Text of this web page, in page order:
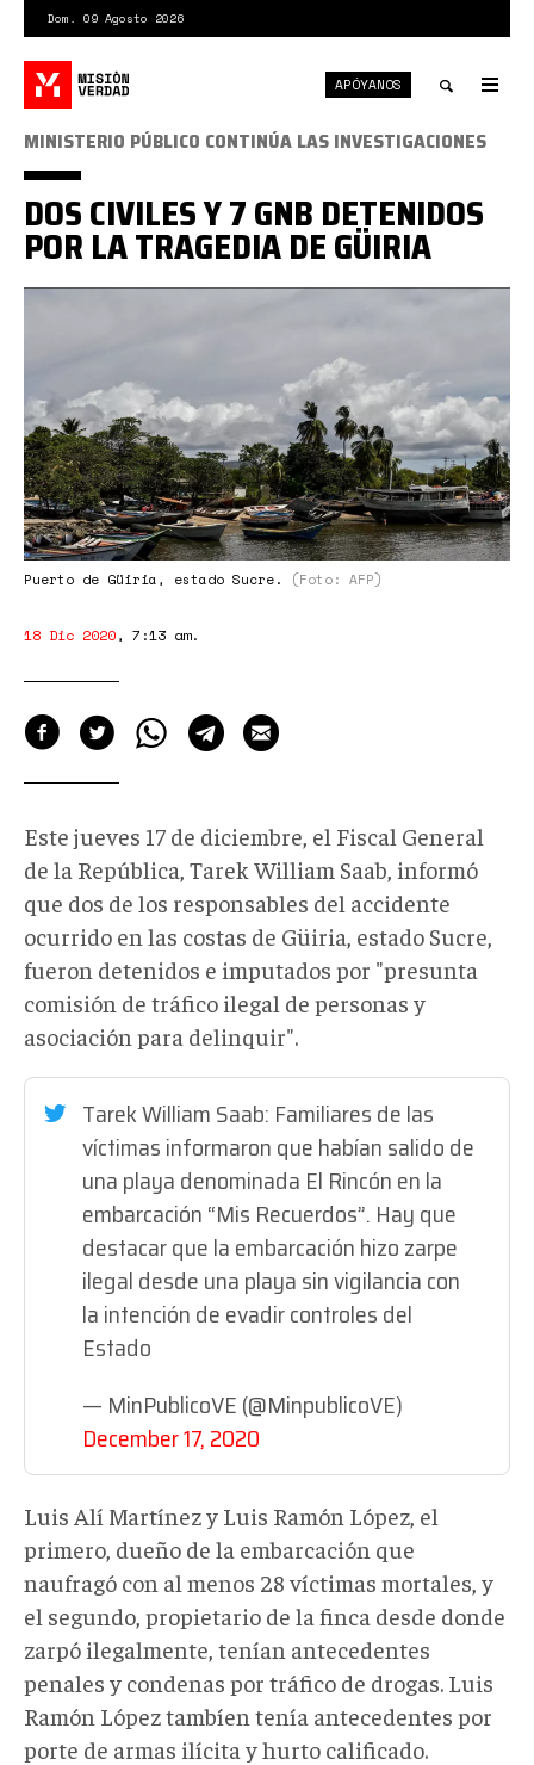
contenido
principal
Dom. 09 Agosto 2026
Toggle
APÓYANOS
Puerto de Güiria, estado Sucre. (Foto: AFP)
MINISTERIO PÚBLICO CONTINÚA LAS INVESTIGACIONES
DOS CIVILES Y 7 GNB DETENIDOS
POR LA TRAGEDIA DE GÜIRIA
18 Dic 2020, 7:13 am.
Este jueves 17 de diciembre, el Fiscal General
de la República, Tarek William Saab, informó
que dos de los responsables del accidente
ocurrido en las costas de Güiria, estado Sucre,
fueron detenidos e imputados por "presunta
comisión de tráfico ilegal de personas y
asociación para delinquir".
Tarek William Saab: Familiares de las
víctimas informaron que habían salido de
una playa denominada El Rincón en la
embarcación “Mis Recuerdos”. Hay que
destacar que la embarcación hizo zarpe
ilegal desde una playa sin vigilancia con
la intención de evadir controles del
Estado
— MinPublicoVE (@MinpublicoVE)
December 17, 2020
Luis Alí Martínez y Luis Ramón López, el
primero, dueño de la embarcación que
naufragó con al menos 28 víctimas mortales, y
el segundo, propietario de la finca desde donde
zarpó ilegalmente, tenían antecedentes
penales y condenas por tráfico de drogas. Luis
Ramón López tambíen tenía antecedentes por
porte de armas ilícita y hurto calificado.